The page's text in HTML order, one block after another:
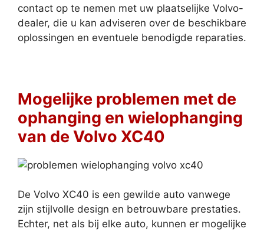
contact op te nemen met uw plaatselijke Volvo-
dealer, die u kan adviseren over de beschikbare
oplossingen en eventuele benodigde reparaties.
Mogelijke problemen met de
ophanging en wielophanging
van de Volvo XC40
De Volvo XC40 is een gewilde auto vanwege
zijn stijlvolle design en betrouwbare prestaties.
Echter, net als bij elke auto, kunnen er mogelijke